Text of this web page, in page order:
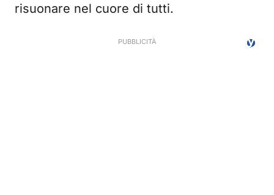
risuonare nel cuore di tutti.